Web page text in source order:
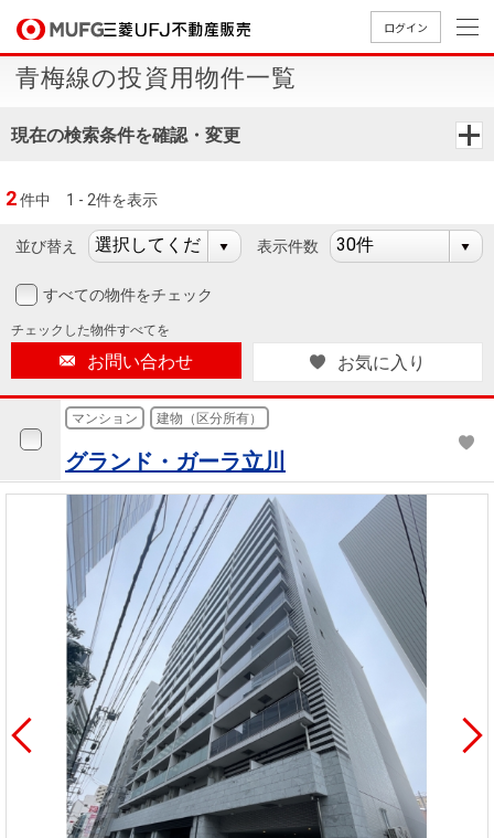
ログイン
買いたいTOP
中古
マン
ショ
ンを
探す
新
築・
建て
投
資
用
物
件
を
探
す
事業
用物
件を
探す
売りたいTOP
無
料
査
定
売
却
売却
時手
取り
金額
試算
売却向け
サービス
周辺相場
検索
住まい1プ
ラス（お
役立ちコ
ラム）
店舗案内TOP
店舗のご
案内（首
都圏）
案内（名
古屋）
店舗のご
案内（関
会社情報TOP
ごあいさ
つ
要
MUFG
Way
ョン
組織図
沿革
本社地
図
ニュース
リリース
会社案内
（電子ブ
ック版）
採用情報TOP
新卒採用
情報
採用情報
買いたい
売りたい
会社情報
採用情報
法人のお客さま
提携企業にお勤めの方
会員ページ
閉じる
青梅線の投資用物件一覧
現在の検索条件を確認・変更
2件中 1 - 2件を表示
並び替え 表示件数
すべての物件をチェック
チェックした物件すべてを
お問い合わせ お気に入り
マンション 建物（区分所有）
グランド・ガーラ立川